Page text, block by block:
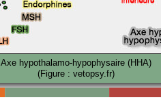
Axe hypothalamo-hypophysaire (HHA)
(Figure : vetopsy.fr)